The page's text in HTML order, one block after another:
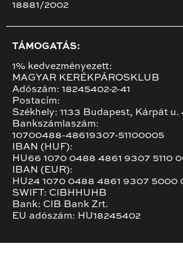
18881/2002
TÁMOGATÁS:
1% kedvezményezett:
MAGYAR KERÉKPÁROSKLUB
Adószám: 18245402-2-41
Postacím:
Székhely: 1133 Budapest, Kárpát u.
Bankszámlaszám:
10700488-48619307-51100005
IBAN (HUF):
HU66 1070 0488 4861 9307 5110
IBAN (EUR):
HU24 1070 0488 4861 9307 5000
SWIFT: CIBHHUHB
Bank: CIB Bank Zrt.
EU adószám: HU18245402